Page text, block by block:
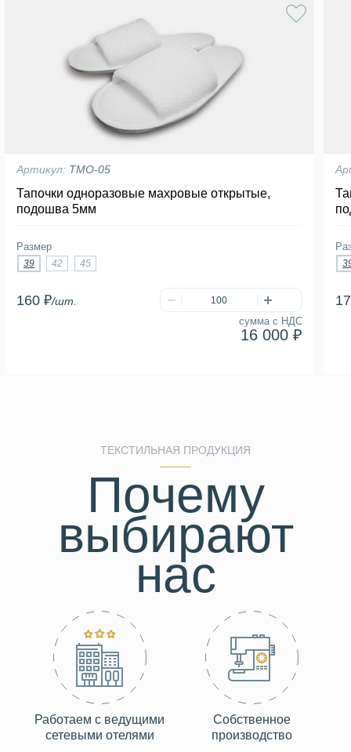
Артикул: ТМО-05
Тапочки одноразовые махровые открытые,
подошва 5мм
160 ₽/шт.
сумма с НДС
16 000 ₽
Размер
39 42 45
ТЕКСТИЛЬНАЯ ПРОДУКЦИЯ
Почему
выбирают
нас
Работаем с ведущими
сетевыми отелями
Собственное
производство